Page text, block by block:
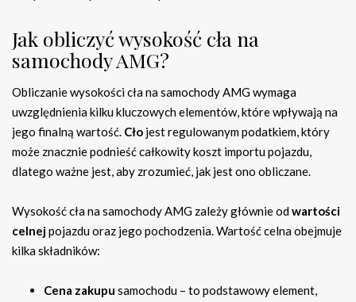
Jak obliczyć wysokość cła na
samochody AMG?
Obliczanie wysokości cła na samochody AMG wymaga
uwzględnienia kilku kluczowych elementów, które wpływają na
jego finalną wartość. Cło jest regulowanym podatkiem, który
może znacznie podnieść całkowity koszt importu pojazdu,
dlatego ważne jest, aby zrozumieć, jak jest ono obliczane.
Wysokość cła na samochody AMG zależy głównie odwartości
celnejpojazdu oraz jego pochodzenia. Wartość celna obejmuje
kilka składników:
Cena zakupu samochodu – to podstawowy element,